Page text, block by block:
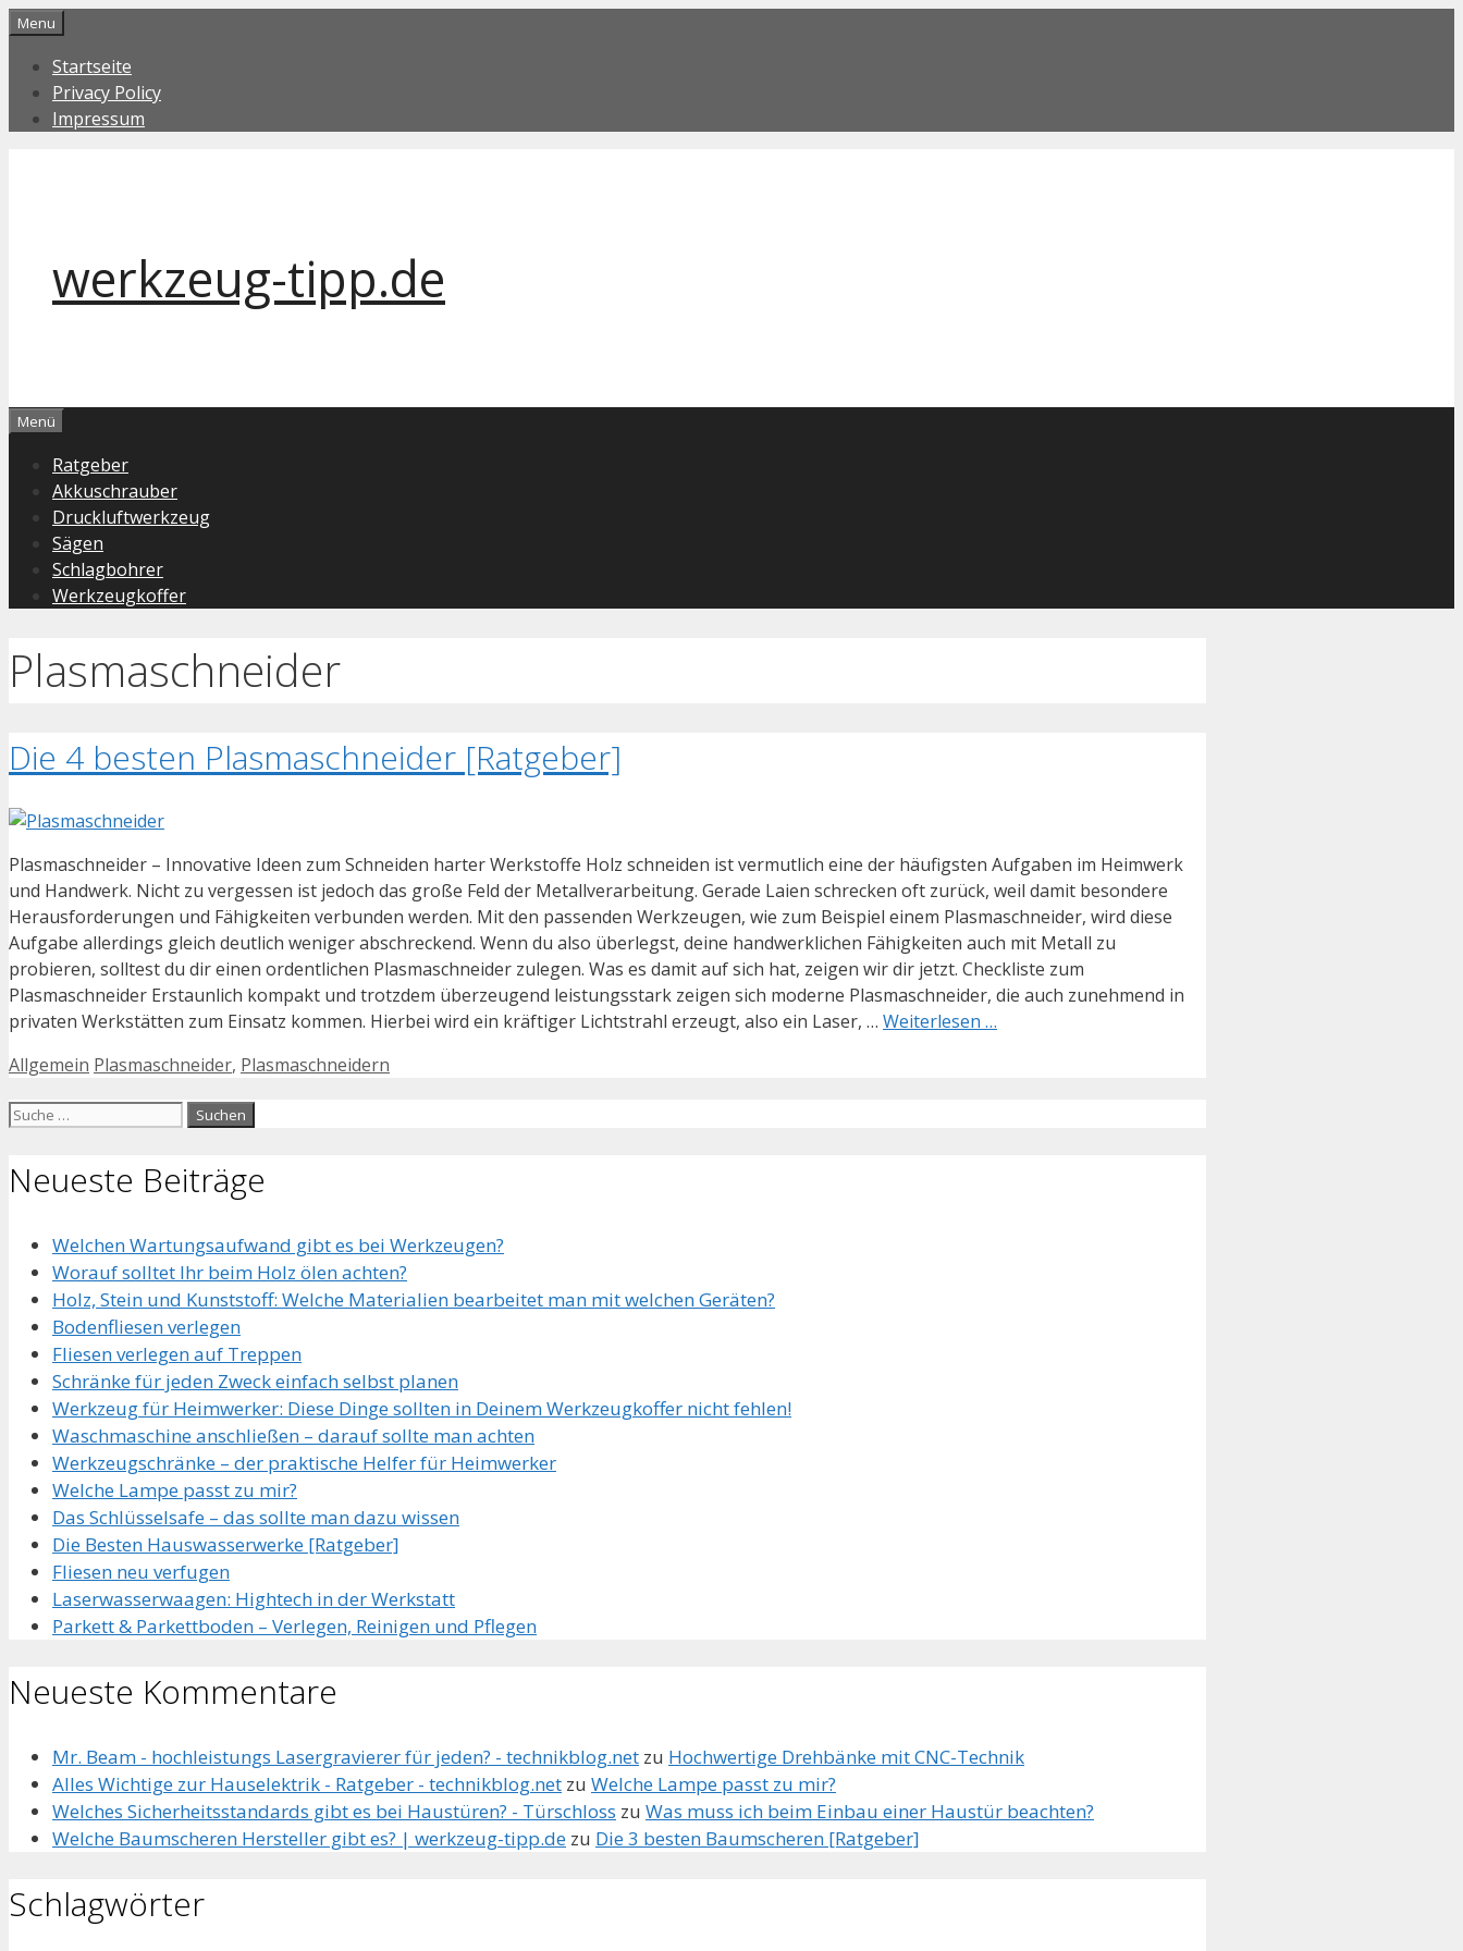
Zum
springen
Menu
Startseite
Privacy Policy
Impressum
werkzeug-tipp.de
Menü
Ratgeber
Akkuschrauber
Druckluftwerkzeug
Sägen
Schlagbohrer
Werkzeugkoffer
Plasmaschneider
Die 4 besten Plasmaschneider [Ratgeber]
Plasmaschneider – Innovative Ideen zum Schneiden harter Werkstoffe Holz schneiden ist vermutlich eine der häufigsten Aufgaben im Heimwerk
und Handwerk. Nicht zu vergessen ist jedoch das große Feld der Metallverarbeitung. Gerade Laien schrecken oft zurück, weil damit besondere
Herausforderungen und Fähigkeiten verbunden werden. Mit den passenden Werkzeugen, wie zum Beispiel einem Plasmaschneider, wird diese
Aufgabe allerdings gleich deutlich weniger abschreckend. Wenn du also überlegst, deine handwerklichen Fähigkeiten auch mit Metall zu
probieren, solltest du dir einen ordentlichen Plasmaschneider zulegen. Was es damit auf sich hat, zeigen wir dir jetzt. Checkliste zum
Plasmaschneider Erstaunlich kompakt und trotzdem überzeugend leistungsstark zeigen sich moderne Plasmaschneider, die auch zunehmend in
privaten Werkstätten zum Einsatz kommen. Hierbei wird ein kräftiger Lichtstrahl erzeugt, also ein Laser, … Weiterlesen …
Kategorien
Allgemein Schlagwörter
Plasmaschneider, Plasmaschneidern
Suche
Neueste Beiträge
Welchen Wartungsaufwand gibt es bei Werkzeugen?
Worauf solltet Ihr beim Holz ölen achten?
Holz, Stein und Kunststoff: Welche Materialien bearbeitet man mit welchen Geräten?
Bodenfliesen verlegen
Fliesen verlegen auf Treppen
Schränke für jeden Zweck einfach selbst planen
Werkzeug für Heimwerker: Diese Dinge sollten in Deinem Werkzeugkoffer nicht fehlen!
Waschmaschine anschließen – darauf sollte man achten
Werkzeugschränke – der praktische Helfer für Heimwerker
Welche Lampe passt zu mir?
Das Schlüsselsafe – das sollte man dazu wissen
Die Besten Hauswasserwerke [Ratgeber]
Fliesen neu verfugen
Laserwasserwaagen: Hightech in der Werkstatt
Parkett & Parkettboden – Verlegen, Reinigen und Pflegen
Neueste Kommentare
Mr. Beam - hochleistungs Lasergravierer für jeden? - technikblog.net zu Hochwertige Drehbänke mit CNC-Technik
Alles Wichtige zur Hauselektrik - Ratgeber - technikblog.net zu Welche Lampe passt zu mir?
Welches Sicherheitsstandards gibt es bei Haustüren? - Türschloss zu Was muss ich beim Einbau einer Haustür beachten?
Welche Baumscheren Hersteller gibt es? | werkzeug-tipp.de zu Die 3 besten Baumscheren [Ratgeber]
Schlagwörter